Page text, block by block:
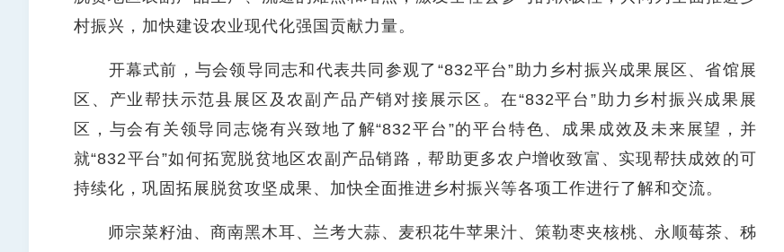
村振兴，加快建设农业现代化强国贡献力量。
开幕式前，与会领导同志和代表共同参观了“832平台”助力乡村振兴成果展区、省馆展
区、产业帮扶示范县展区及农副产品产销对接展示区。在“832平台”助力乡村振兴成果展
区，与会有关领导同志饶有兴致地了解“832平台”的平台特色、成果成效及未来展望，并
就“832平台”如何拓宽脱贫地区农副产品销路，帮助更多农户增收致富、实现帮扶成效的可
持续化，巩固拓展脱贫攻坚成果、加快全面推进乡村振兴等各项工作进行了解和交流。
师宗菜籽油、商南黑木耳、兰考大蒜、麦积花牛苹果汁、策勒枣夹核桃、永顺莓茶、秭